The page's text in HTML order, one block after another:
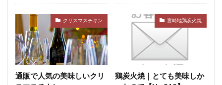
ダニッシュビーフアンドポークソーセージ
テール
タン
オリーブオイル
炭水化物
たん白質
タンブリング 血合肉
畜産
矮鶏
中温菌 調味料
チョップドハム
ツアンポーネ
つなぎ
逆性石けん
ふるさとの味読本
手造り鶏ウインナー
dancyu
クリスマスチキン
通販で人気の美味しいクリ
宮崎地鶏炭火焼
鶏炭火焼｜とても美味しか